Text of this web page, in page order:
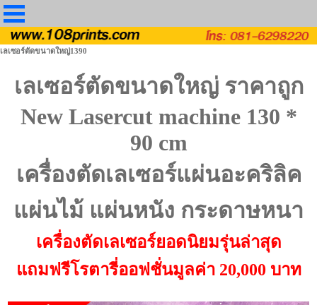
เลเซอร์ตัดขนาดใหญ่1390
เลเซอร์ตัดขนาดใหญ่ ราคาถูก
New Lasercut machine 130 *
90 cm
เครื่องตัดเลเซอร์แผ่นอะคริลิค
แผ่นไม้ แผ่นหนัง กระดาษหนา
เครื่องตัดเลเซอร์ยอดนิยมรุ่นล่าสุด
แถมฟรีโรตารี่ออฟชั่นมูลค่า 20,000 บาท